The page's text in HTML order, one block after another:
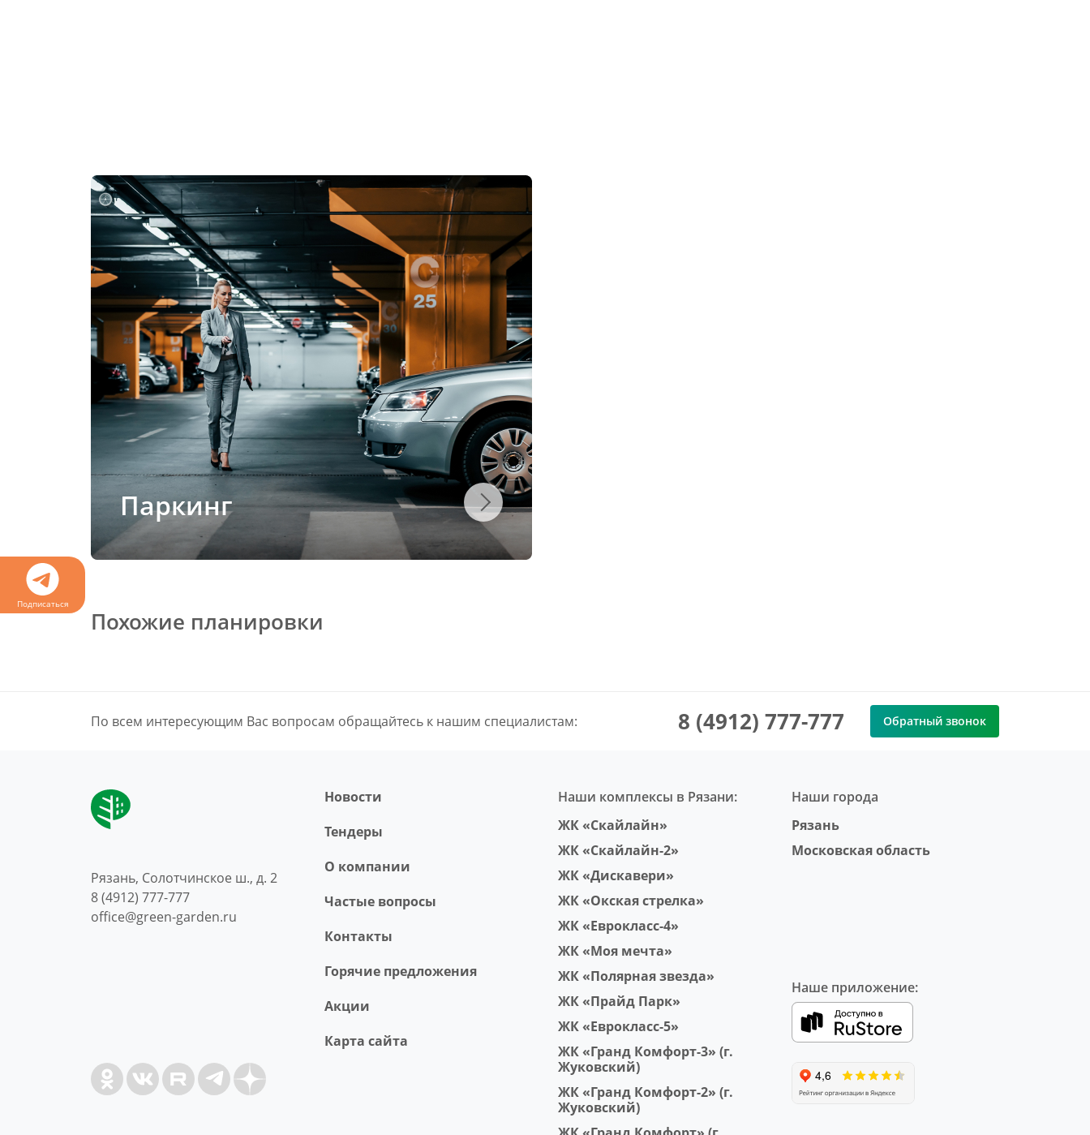
Подписаться
Паркинг
Похожие планировки
По всем интересующим Вас вопросам обращайтесь к нашим специалистам: 8 (4912) 777-777 Обратный звонок
Рязань, Солотчинское ш., д. 2
8 (4912) 777-777
office@green-garden.ru
Новости
Тендеры
O компании
Частые вопросы
Контакты
Горячие предложения
Акции
Карта сайта
Наши комплексы в Рязани:
ЖК «Скайлайн»
ЖК «Скайлайн-2»
ЖК «Дискавери»
ЖК «Окская стрелка»
ЖК «Еврокласс-4»
ЖК «Моя мечта»
ЖК «Полярная звезда»
ЖК «Прайд Парк»
ЖК «Еврокласс-5»
ЖК «Гранд Комфорт-3» (г.
Жуковский)
ЖК «Гранд Комфорт-2» (г.
Жуковский)
Наши города
Рязань
Московская область
Наше приложение: